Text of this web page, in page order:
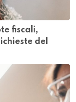
fiscali,
del